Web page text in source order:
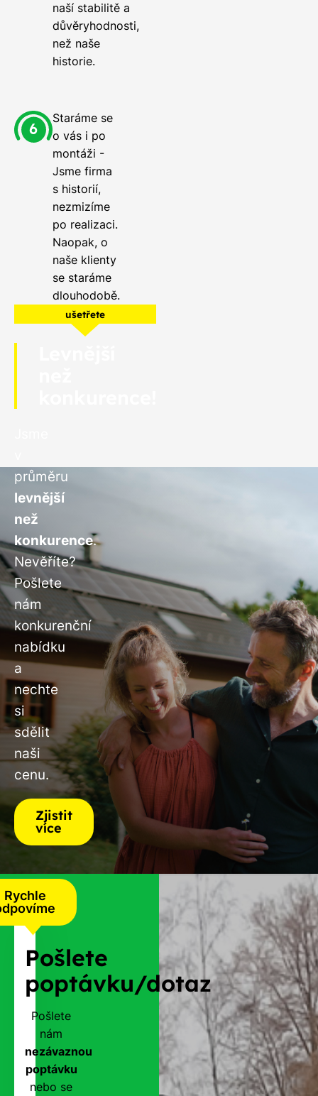
naší stabilitě a
důvěryhodnosti,
než naše
historie.
Staráme se
o vás i po
montáži -
Jsme firma
s historií,
nezmizíme
po realizaci.
Naopak, o
naše klienty
se staráme
dlouhodobě.
ušetřete
průměru
levnější
než
konkurence.
Nevěříte?
Pošlete
nám
konkurenční
nabídku
a
nechte
si
sdělit
naši
cenu.
Zjistit
více
Rychle
Pošlete
poptávku/dotaz
Pošlete
nám
nezávaznou
poptávku
nebo se